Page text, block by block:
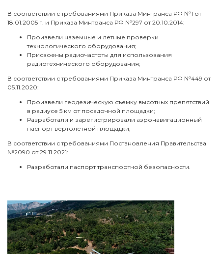
В соответствии с требованиями Приказа Минтранса РФ №1 от
18.01.2005 г. и Приказа Минтранса РФ №297 от 20.10.2014:
Произвели наземные и летные проверки
технологического оборудования;
Присвоены радиочастоты для использования
радиотехнического оборудования;
В соответствии с требованиями Приказа Минтранса РФ №449 от
05.11.2020:
Произвели геодезическую съемку высотных препятствий
в радиусе 5 км от посадочной площадки;
Разработали и зарегистрировали аэронавигационный
паспорт вертолётной площадки;
В соответствии с требованиями Постановления Правительства
№2090 от 29.11.2021:
Разработали паспорт транспортной безопасности.